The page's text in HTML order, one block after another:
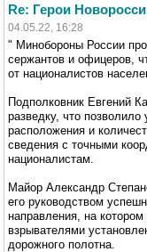
Re: Герои
04.05.22, 16:28
" Минобороны России
сержантов и офицеров,
от националистов
Подполковник Евгений
разведку, что позволило
расположения и
сведения с точными
националистам.
Майор Александр
его руководством
направления, на
взрывателями
дорожного полотна.